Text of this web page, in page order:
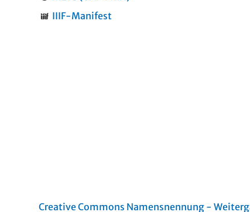
IIIF-Manifest
Creative Commons Namensnennung -